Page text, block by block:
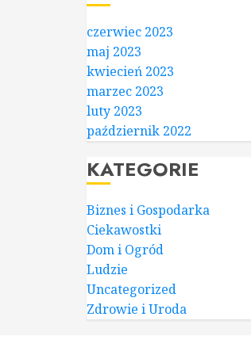
czerwiec 2023
maj 2023
kwiecień 2023
marzec 2023
luty 2023
październik 2022
KATEGORIE
Biznes i Gospodarka
Ciekawostki
Dom i Ogród
Ludzie
Uncategorized
Zdrowie i Uroda